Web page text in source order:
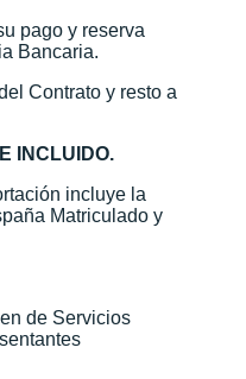
pago y reserva
Bancaria.
Contrato y resto a
INCLUIDO.
incluye la
Matriculado y
de Servicios